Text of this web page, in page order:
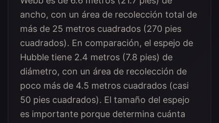
ancho, con un área de recolección total de
más de 25 metros cuadrados (270 pies
cuadrados). En comparación, el espejo de
Hubble tiene 2.4 metros (7.8 pies) de
diámetro, con un área de recolección de
poco más de 4.5 metros cuadrados (casi
50 pies cuadrados). El tamaño del espejo
es importante porque determina cuánta